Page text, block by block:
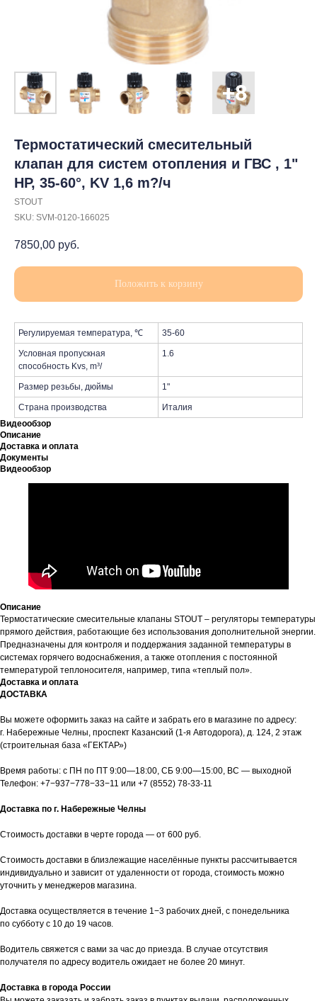
Термостатический смесительный
клапан для систем отопления и ГВС , 1"
НР, 35-60°, KV 1,6 m?/ч
STOUT
SKU: SVM-0120-166025
7850,00 руб.
Положить к корзину
Регулируемая температура, ℃ 35-60
Условная пропускная
способность Kvs, m³/
1.6
Размер резьбы, дюймы 1"
Страна производства
Италия
Видеообзор
Описание
Доставка и оплата
Документы
Видеообзор
Описание
Термостатические смесительные клапаны STOUT – регуляторы температуры
прямого действия, работающие без использования дополнительной энергии.
Предназначены для контроля и поддержания заданной температуры в
системах горячего водоснабжения, а также отопления с постоянной
температурой теплоносителя, например, типа «теплый пол».
Доставка и оплата
ДОСТАВКА
Вы можете оформить заказ на сайте и забрать его в магазине по адресу:
г. Набережные Челны, проспект Казанский (1-я Автодорога), д. 124, 2 этаж
(строительная база «ГЕКТАР»)
Время работы: с ПН по ПТ 9:00—18:00, СБ 9:00—15:00, ВС — выходной
Телефон: +7−937−778−33−11 или +7 (8552) 78-33-11
Доставка по г. Набережные Челны
Стоимость доставки в черте города — от 600 руб.
Стоимость доставки в близлежащие населённые пункты рассчитывается
индивидуально и зависит от удаленности от города, стоимость можно
уточнить у менеджеров магазина.
Доставка осуществляется в течение 1−3 рабочих дней, с понедельника
по субботу с 10 до 19 часов.
Водитель свяжется с вами за час до приезда. В случае отсутствия
получателя по адресу водитель ожидает не более 20 минут.
Доставка в города России